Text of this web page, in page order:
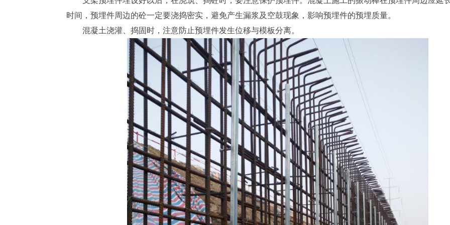
时间，预埋件周边的砼一定要浇捣密实，避免产生漏浆及空鼓现象，影响预埋件的预埋质量。
混凝土浇灌、捣固时，注意防止预埋件发生位移与模板分离。